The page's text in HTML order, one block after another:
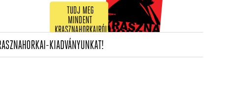
TUDJ MEG
MINDENT
KRASZNAHORKAIRÓL!
KIADVÁNYUNKAT!(CURRENT)